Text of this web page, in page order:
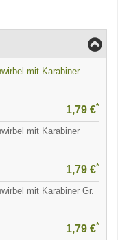
mit Karabiner
1,79 €*
mit Karabiner
1,79 €*
mit Karabiner Gr.
1,79 €*